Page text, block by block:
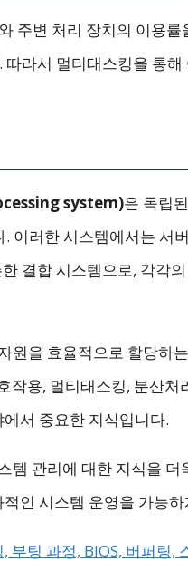
주변 처리 장치의 이용
라서 멀티태스킹을 통
system)은 독립
이러한 시스템에서는 서
결합 시스템으로, 각각
원을 효율적으로 할당하
작용, 멀티태스킹, 분산처
서 중요한 지식입니다.
템 관리에 대한 지식을
인 시스템 운영을 가능
팅 과정, BIOS, 버퍼링,